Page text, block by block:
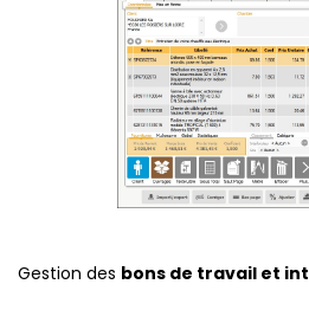
Gestion des bons de travail et